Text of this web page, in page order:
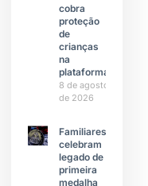
cobra
proteção
de
crianças
na
plataforma
8 de agosto
de 2026
Familiares
celebram
legado de
primeira
medalha